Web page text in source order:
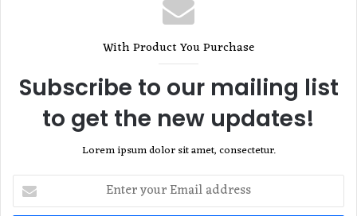
With Product You Purchase
Subscribe to our mailing list
to get the new updates!
Lorem ipsum dolor sit amet, consectetur.
Enter
your